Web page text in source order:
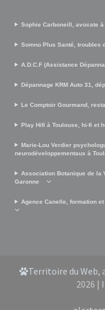
Sophie Carboneill, avocate à
Somno Plus Santé, troubles
A.D.C.F (Assistance
Dépannage KRM Auto 31,
Le Comptoir Gourmand,
Play Hifi à Toulouse, hi-fi et
Marie-Lou Verdier
neurodéveloppementaux à
Association Botanique de la
Garonne
Agence Canelle, formation
Territoire du Web,
2026 |